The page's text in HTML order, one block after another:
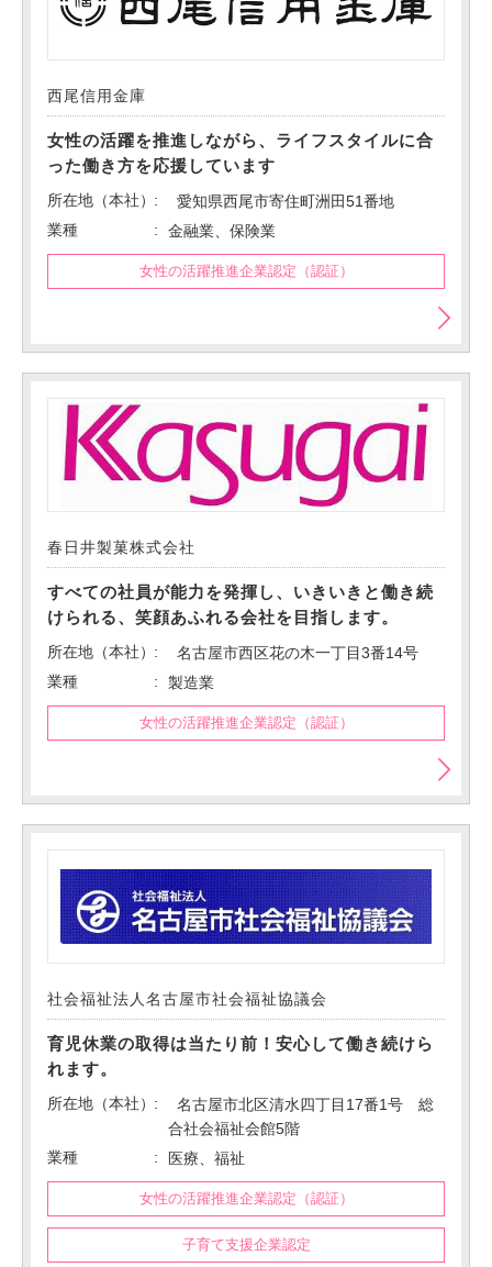
西尾信用金庫
女性の活躍を推進しながら、ライフスタイルに合
った働き方を応援しています
所在地（本社）
愛知県西尾市寄住町洲田51番地
業種
金融業、保険業
女性の活躍推進企業認定（認証）
春日井製菓株式会社
すべての社員が能力を発揮し、いきいきと働き続
けられる、笑顔あふれる会社を目指します。
所在地（本社）
名古屋市西区花の木一丁目3番14号
業種
製造業
女性の活躍推進企業認定（認証）
社会福祉法人名古屋市社会福祉協議会
育児休業の取得は当たり前！安心して働き続けら
れます。
所在地（本社）
名古屋市北区清水四丁目17番1号 総
合社会福祉会館5階
業種
医療、福祉
女性の活躍推進企業認定（認証）
子育て支援企業認定